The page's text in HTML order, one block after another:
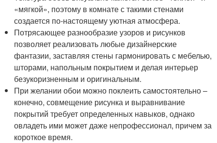
«мягкой», поэтому в комнате с такими стенами
создается по-настоящему уютная атмосфера.
Потрясающее разнообразие узоров и рисунков
позволяет реализовать любые дизайнерские
фантазии, заставляя стены гармонировать с мебелью,
шторами, напольным покрытием и делая интерьер
безукоризненным и оригинальным.
При желании обои можно поклеить самостоятельно –
конечно, совмещение рисунка и выравнивание
покрытий требует определенных навыков, однако
овладеть ими может даже непрофессионал, причем за
короткое время.